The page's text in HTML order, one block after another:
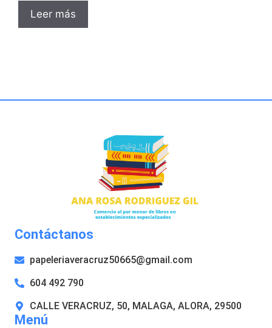
Leer más
Menú
Contáctanos
papeleriaveracruz50665@gmail.com
604 492 790
CALLE VERACRUZ, 50, MALAGA, ALORA, 29500